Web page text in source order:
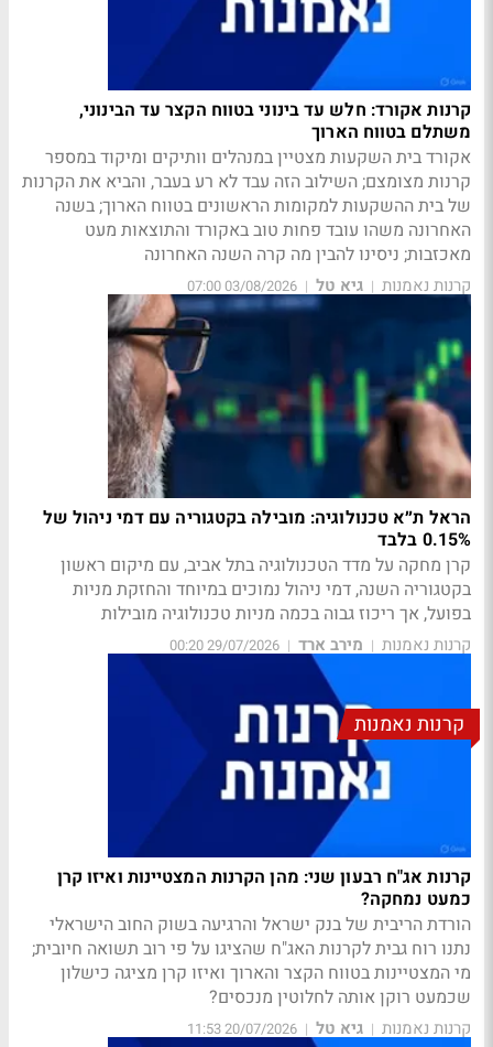
קרנות אקורד: חלש עד בינוני בטווח הקצר עד הבינוני,
משתלם בטווח הארוך
אקורד בית השקעות מצטיין במנהלים וותיקים ומיקוד במספר
קרנות מצומצם; השילוב הזה עבד לא רע בעבר, והביא את הקרנות
של בית ההשקעות למקומות הראשונים בטווח הארוך; בשנה
האחרונה משהו עובד פחות טוב באקורד והתוצאות מעט
מאכזבות; ניסינו להבין מה קרה השנה האחרונה
קרנות נאמנות | גיא טל |
03/08/2026 07:00
הראל ת״א טכנולוגיה: מובילה בקטגוריה עם דמי ניהול של
0.15% בלבד
קרן מחקה על מדד הטכנולוגיה בתל אביב, עם מיקום ראשון
בקטגוריה השנה, דמי ניהול נמוכים במיוחד והחזקת מניות
בפועל, אך ריכוז גבוה בכמה מניות טכנולוגיה מובילות
קרנות נאמנות | מירב ארד |
29/07/2026 00:20
קרנות נאמנות
קרנות אג"ח רבעון שני: מהן הקרנות המצטיינות ואיזו קרן
כמעט נמחקה?
הורדת הריבית של בנק ישראל והרגיעה בשוק החוב הישראלי
נתנו רוח גבית לקרנות האג"ח שהציגו על פי רוב תשואה חיובית;
מי המצטיינות בטווח הקצר והארוך ואיזו קרן מציגה כישלון
שכמעט רוקן אותה לחלוטין מנכסים?
קרנות נאמנות | גיא טל |
20/07/2026 11:53